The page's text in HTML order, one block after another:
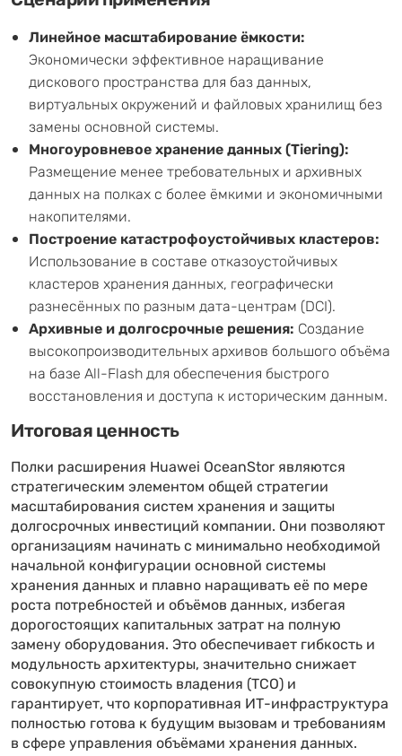
Линейное масштабирование ёмкости:
Экономически эффективное наращивание
дискового пространства для баз данных,
виртуальных окружений и файловых хранилищ без
замены основной системы.
Многоуровневое хранение данных (Tiering):
Размещение менее требовательных и архивных
данных на полках с более ёмкими и экономичными
накопителями.
Построение катастрофоустойчивых кластеров:
Использование в составе отказоустойчивых
кластеров хранения данных, географически
разнесённых по разным дата-центрам (DCI).
Архивные и долгосрочные решения: Создание
высокопроизводительных архивов большого объёма
на базе All-Flash для обеспечения быстрого
восстановления и доступа к историческим данным.
Итоговая ценность
Полки расширения Huawei OceanStor являются
стратегическим элементом общей стратегии
масштабирования систем хранения и защиты
долгосрочных инвестиций компании. Они позволяют
организациям начинать с минимально необходимой
начальной конфигурации основной системы
хранения данных и плавно наращивать её по мере
роста потребностей и объёмов данных, избегая
дорогостоящих капитальных затрат на полную
замену оборудования. Это обеспечивает гибкость и
модульность архитектуры, значительно снижает
совокупную стоимость владения (TCO) и
гарантирует, что корпоративная ИТ-инфраструктура
полностью готова к будущим вызовам и требованиям
в сфере управления объёмами хранения данных.